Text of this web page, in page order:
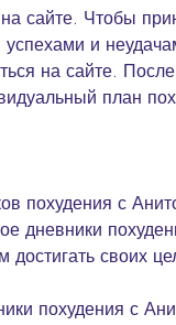
сайте. Чтобы
успехами и
на сайте.
план
похудения с
дневники
своих
похудения с